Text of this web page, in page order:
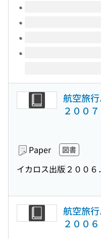
航空旅
２００
Paper 図書
イカロス出版 ２００６
航空旅
２００